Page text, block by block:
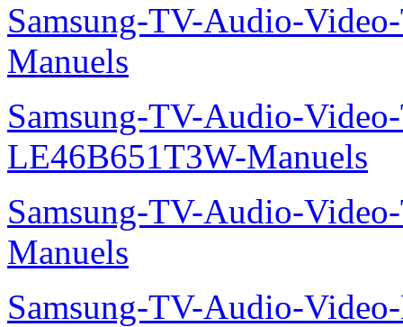
Samsung-TV-Audio-
Manuels
Samsung-TV-Audio-
LE46B651T3W-Manuels
Samsung-TV-Audio-
Manuels
Samsung-TV-Audio-